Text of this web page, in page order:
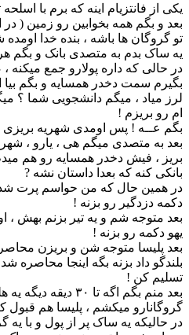
یکی از فانتزیام اینه که برم با اسلحه
بعد و بگم همه بخوابین رو زمین (
تو گروگان ها باشه ، بنده خدا
یه ساک بدم به متصدی بانک و بگم
در حالی که داره پولارو جمع میکنه
بگیرم سمت دخدر همسایه و بگم بیا
لرز میاد ، میگم دانشجویی شما ؟
ام رو بریزم !
بگم عــه ! پس اومدی شهریه بریزی
بعد به متصدی میگم هی ، یارو ،
بریز ، فیش دخدر همسایه رو هم
بانکی کنه که بعدا داستان نشه ?
در همین حال که من حواسم پرت
دکمه دزدگیر رو بزنه !
بعد متوجه شم و یه تیر بزنم بهش ،
یهو دکمه رو بزنه !
بعد پلیسا متوجه شن و بریزن
بلندگو داد بزنه بگه اینجا محاصره
تسلیم کن !
بعد منم بگم اگه تا
گروگانارو میکشم ، پلیسا هم قبول
در حالیکه یه ساک پر از پول و با